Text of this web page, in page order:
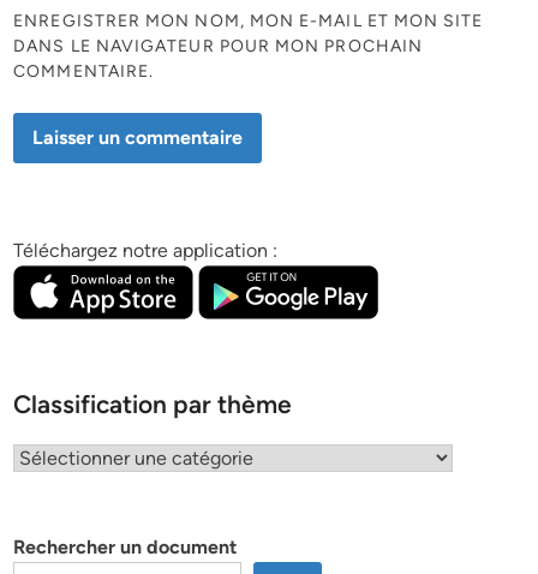
ENREGISTRER MON NOM, MON E-MAIL ET MON SITE
DANS LE NAVIGATEUR POUR MON PROCHAIN
COMMENTAIRE.
Téléchargez notre application :
Classification par thème
Classification
Rechercher un document